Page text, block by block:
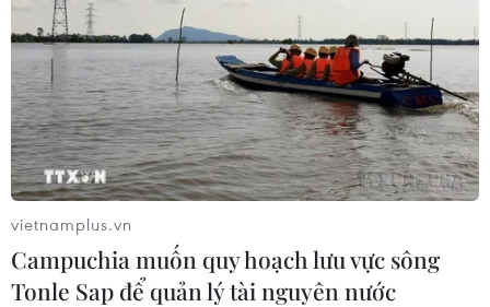
#Kinh tế Mỹ #Lãi suất cơ bản
#Lạm phát
#Suy thoái
Mỹ
Theo dõi VietnamPlus
vietnamplus.vn
Campuchia muốn quy hoạch lưu vực sông
Tonle Sap để quản lý tài nguyên nước